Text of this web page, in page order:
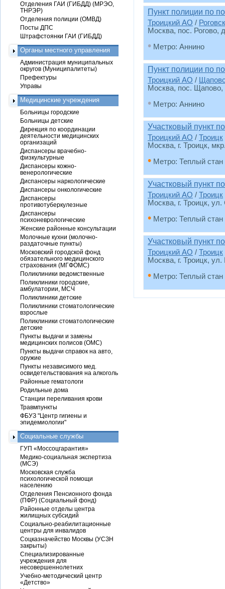
Пункт полиции по
Троицкий АО /
Москва, пос. Рогово,
• Метро: Аннино
Пункт полиции по
Троицкий АО /
Москва, пос. Щапово,
• Метро: Аннино
Участковый пункт
Троицкий АО / Троицк
Москва, г. Троицк,
• Метро: Теплый стан
Участковый пункт
Троицкий АО / Троицк
Москва, г. Троицк,
• Метро: Теплый стан
Участковый пункт
Троицкий АО / Троицк
Москва, г. Троицк,
• Метро: Теплый стан
Отделения ГАИ (ГИБДД) (МРЭО,
ТНРЭР)
Отделения полиции (ОМВД)
Посты ДПС
Штрафстоянки ГАИ (ГИБДД)
Органы местного управления
Администрация муниципальных
округов (Муниципалитеты)
Префектуры
Управы
Медицинские учреждения
Больницы городские
Больницы детские
Дирекция по координации
деятельности медицинских
организаций
Диспансеры врачебно-
физкультурные
Диспансеры кожно-
венерологические
Диспансеры наркологические
Диспансеры онкологические
Диспансеры
противотуберкулезные
Диспансеры
психоневрологические
Женские районные консультации
Молочные кухни (молочно-
раздаточные пункты)
Московский городской фонд
обязательного медицинского
страхования (МГФОМС)
Поликлиники ведомственные
Поликлиники городские,
амбулатории, МСЧ
Поликлиники детские
Поликлиники стоматологические
взрослые
Поликлиники стоматологические
детские
Пункты выдачи и замены
медицинских полисов (ОМС)
Пункты выдачи справок на авто,
оружие
Пункты независимого мед.
освидетельствования на алкоголь
Районные гематологи
Родильные дома
Станции переливания крови
Травмпункты
ФБУЗ "Центр гигиены и
эпидемиологии"
Социальные службы
ГУП «Моссоцгарантия»
Медико-социальная экспертиза
(МСЭ)
Московская служба
психологической помощи
населению
Отделения Пенсионного фонда
(ПФР) (Социальный фонд)
Районные отделы центра
жилищных субсидий
Социально-реабилитационные
центры для инвалидов
Соцказначейство Москвы (УСЗН
закрыты)
Специализированные
учреждения для
несовершеннолетних
Учебно-методический центр
«Детство»